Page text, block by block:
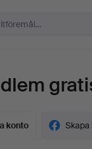
konto Skapa